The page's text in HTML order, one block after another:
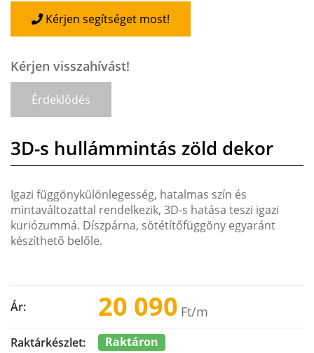
Kérjen segítséget most!
Kérjen visszahívást!
Érdeklődés
3D-s hullámmintás zöld dekor
Igazi függönykülönlegesség, hatalmas szín és
mintaváltozattal rendelkezik, 3D-s hatása teszi igazi
kuriózummá. Díszpárna, sötétítőfüggöny egyaránt
készíthető belőle.
Ár: 20 090 Ft/m
Raktárkészlet: Raktáron